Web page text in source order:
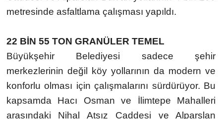
metresinde asfaltlama çalışması yapıldı.
22 BİN 55 TON GRANÜLER TEMEL
Büyükşehir Belediyesi sadece şehir
merkezlerinin değil köy yollarının da modern ve
konforlu olması için çalışmalarını sürdürüyor. Bu
kapsamda Hacı Osman ve İlimtepe Mahalleri
arasındaki Nihal Atsız Caddesi ve Alparslan